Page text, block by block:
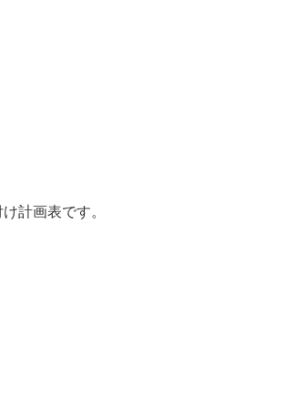
計画表です。